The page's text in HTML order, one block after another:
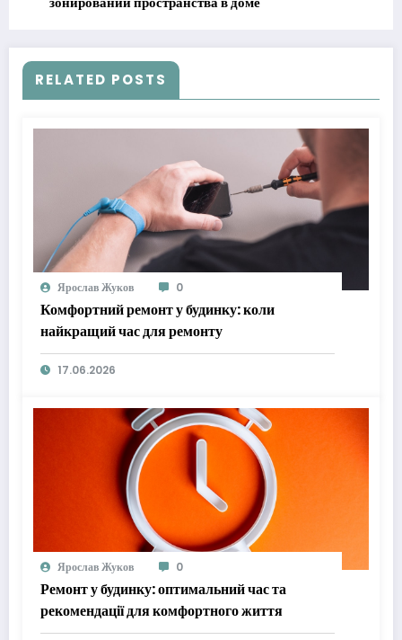
RELATED POSTS
Ярослав Жуков 0
Комфортний ремонт у будинку: коли
найкращий час для ремонту
17.06.2026
Ярослав Жуков 0
Ремонт у будинку: оптимальний час та
рекомендації для комфортного життя